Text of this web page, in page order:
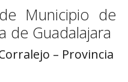
Municipio de
de Guadalajara
– Provincia